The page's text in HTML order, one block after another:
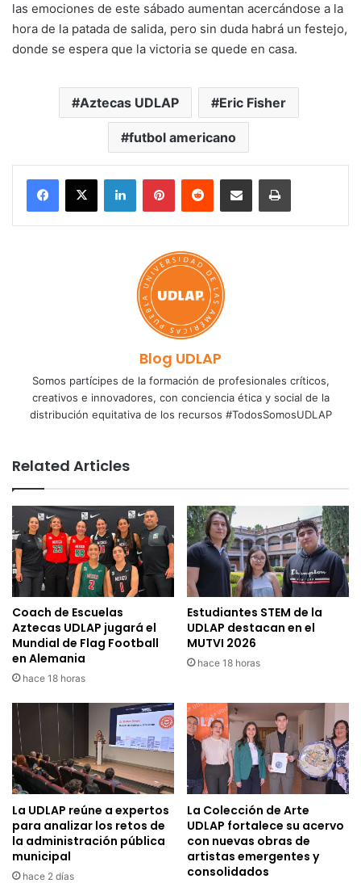
las emociones de este sábado aumentan acercándose a la
hora de la patada de salida, pero sin duda habrá un festejo,
donde se espera que la victoria se quede en casa.
Aztecas UDLAP Eric Fisher
futbol americano
LinkedInPinterestReddit Share via Email Print
Blog UDLAP
Somos partícipes de la formación de profesionales críticos,
creativos e innovadores, con conciencia ética y social de la
distribución equitativa de los recursos #TodosSomosUDLAP
Related Articles
Coach de Escuelas
Aztecas UDLAP jugará el
Mundial de Flag Football
en Alemania
hace 18 horas
Estudiantes STEM de la
UDLAP destacan en el
MUTVI 2026
hace 18 horas
La UDLAP reúne a expertos
para analizar los retos de
la administración pública
municipal
hace 2 días
La Colección de Arte
UDLAP fortalece su acervo
con nuevas obras de
artistas emergentes y
consolidados